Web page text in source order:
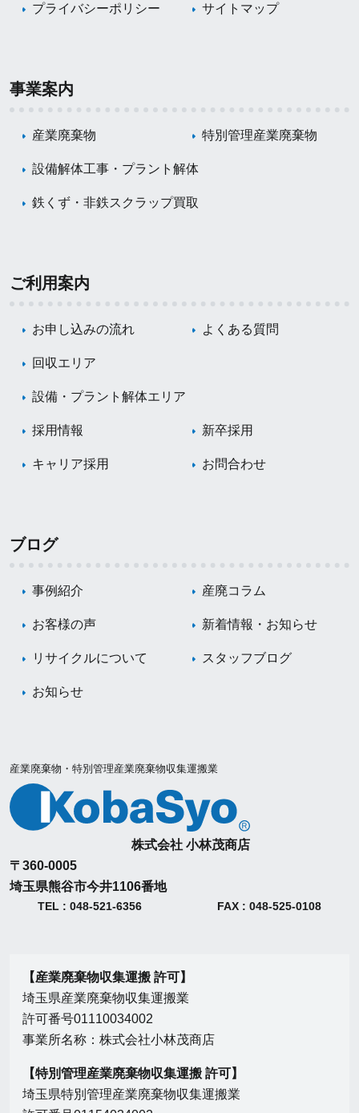
プライバシーポリシー サイトマップ
事業案内
産業廃棄物 特別管理産業廃棄物
設備解体工事・プラント解体
鉄くず・非鉄スクラップ買取
ご利用案内
お申し込みの流れ よくある質問
回収エリア
設備・プラント解体エリア
採用情報 新卒採用
キャリア採用 お問合わせ
ブログ
事例紹介 産廃コラム
お客様の声 新着情報・お知らせ
リサイクルについて スタッフブログ
お知らせ
産業廃棄物・特別管理産業廃棄物収集運搬業
株式会社 小林茂商店
〒360-0005
埼玉県熊谷市今井1106番地
TEL : 048-521-6356 FAX : 048-525-0108
【産業廃棄物収集運搬 許可】
埼玉県産業廃棄物収集運搬業
許可番号01110034002
事業所名称：株式会社小林茂商店
【特別管理産業廃棄物収集運搬 許可】
埼玉県特別管理産業廃棄物収集運搬業